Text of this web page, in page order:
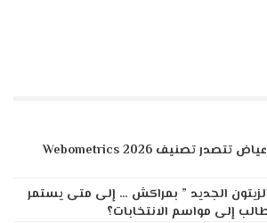
جامعة القاضي عياض تتصدر تصنيف Webometrics 2026
الجديد ” بمراكش … إلى متى يستمر
إلى مواسم الانتخابات؟